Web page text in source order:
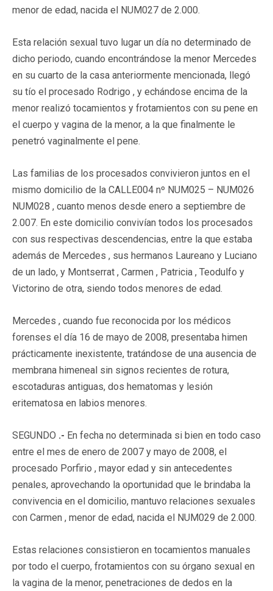
menor de edad, nacida el NUM027 de 2.000.
Esta relación sexual tuvo lugar un día no determinado de
dicho periodo, cuando encontrándose la menor Mercedes
en su cuarto de la casa anteriormente mencionada, llegó
su tío el procesado Rodrigo , y echándose encima de la
menor realizó tocamientos y frotamientos con su pene en
el cuerpo y vagina de la menor, a la que finalmente le
penetró vaginalmente el pene.
Las familias de los procesados convivieron juntos en el
mismo domicilio de la CALLE004 nº NUM025 – NUM026
NUM028 , cuanto menos desde enero a septiembre de
2.007. En este domicilio convivían todos los procesados
con sus respectivas descendencias, entre la que estaba
además de Mercedes , sus hermanos Laureano y Luciano
de un lado, y Montserrat , Carmen , Patricia , Teodulfo y
Victorino de otra, siendo todos menores de edad.
Mercedes , cuando fue reconocida por los médicos
forenses el día 16 de mayo de 2008, presentaba himen
prácticamente inexistente, tratándose de una ausencia de
membrana himeneal sin signos recientes de rotura,
escotaduras antiguas, dos hematomas y lesión
eritematosa en labios menores.
SEGUNDO .- En fecha no determinada si bien en todo caso
entre el mes de enero de 2007 y mayo de 2008, el
procesado Porfirio , mayor edad y sin antecedentes
penales, aprovechando la oportunidad que le brindaba la
convivencia en el domicilio, mantuvo relaciones sexuales
con Carmen , menor de edad, nacida el NUM029 de 2.000.
Estas relaciones consistieron en tocamientos manuales
por todo el cuerpo, frotamientos con su órgano sexual en
la vagina de la menor, penetraciones de dedos en la